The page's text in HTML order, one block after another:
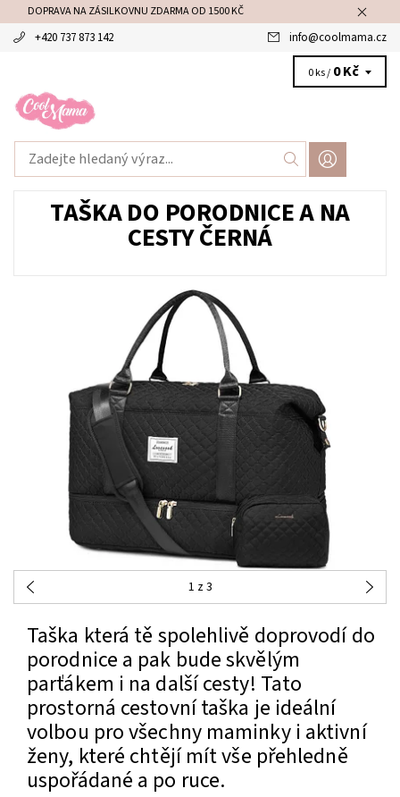
DOPRAVA NA ZÁSILKOVNU ZDARMA OD 1500 KČ
+420 737 873 142 info@coolmama.cz
0 ks / 0 Kč
TAŠKA DO PORODNICE A NA
CESTY ČERNÁ
1 z 3
Taška která tě spolehlivě doprovodí do
porodnice a pak bude skvělým
parťákem i na další cesty! Tato
prostorná cestovní taška je ideální
volbou pro všechny maminky i aktivní
ženy, které chtějí mít vše přehledně
uspořádané a po ruce.